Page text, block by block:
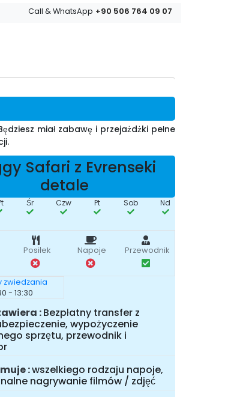
Call & WhatsApp +90 506 764 09 07
miał zabawę i przejażdżki pełne
Safari z Evrenseki
detale
Śr Czw Pt Sob Nd
Posiłek Napoje Przewodnik
zwiedzania
- 13:30
Bezpłatny transfer z
wypożyczenie
sprzętu, przewodnik i
wszelkiego rodzaju napoje,
nagrywanie filmów / zdjęć